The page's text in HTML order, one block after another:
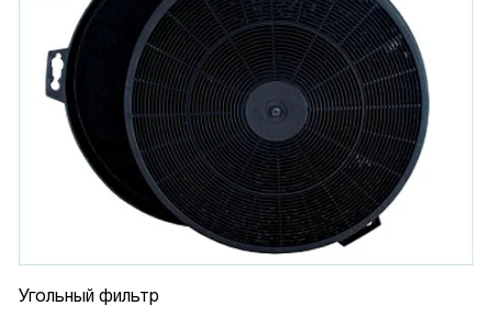
Угольный фильтр